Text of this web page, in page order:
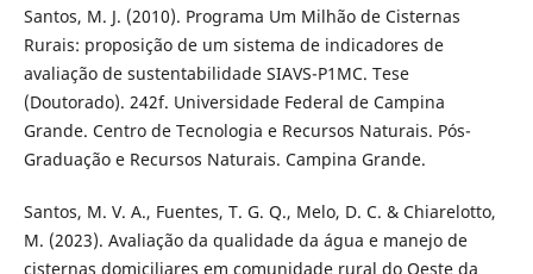
Santos, M. J. (2010). Programa Um Milhão de Cisternas
Rurais: proposição de um sistema de indicadores de
avaliação de sustentabilidade SIAVS-P1MC. Tese
(Doutorado). 242f. Universidade Federal de Campina
Grande. Centro de Tecnologia e Recursos Naturais. Pós-
Graduação e Recursos Naturais. Campina Grande.
Santos, M. V. A., Fuentes, T. G. Q., Melo, D. C. & Chiarelotto,
M. (2023). Avaliação da qualidade da água e manejo de
cisternas domiciliares em comunidade rural do Oeste da